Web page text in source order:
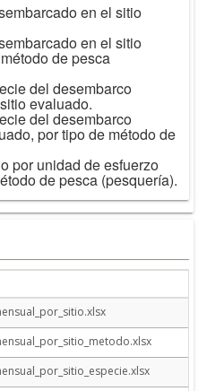
en el sitio
en el sitio
de pesca
del desembarco
evaluado.
del desembarco
por tipo de método de
por unidad de esfuerzo
de pesca (pesquería).